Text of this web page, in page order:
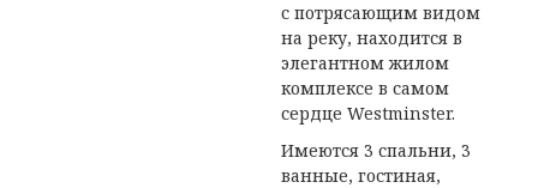
с потрясающим видом
на реку, находится в
элегантном жилом
комплексе в самом
сердце Westminster.
Имеются 3 спальни, 3
ванные, гостиная,